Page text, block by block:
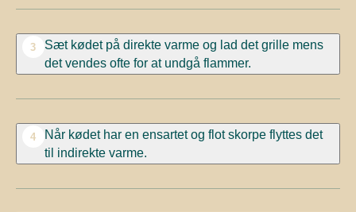
3
Sæt kødet på direkte varme og lad det grille mens
det vendes ofte for at undgå flammer.
4
Når kødet har en ensartet og flot skorpe flyttes det
til indirekte varme.